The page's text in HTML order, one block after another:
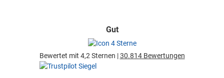
Gut
Bewertet mit 4,2 Sternen |30.814 Bewertungen